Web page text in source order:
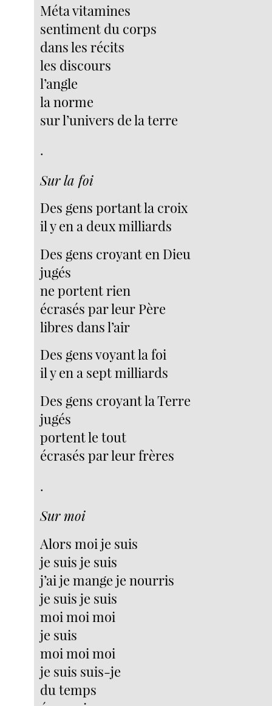
Méta vitamines
sentiment du corps
dans les récits
les discours
l’angle
la norme
sur l’univers de la terre
.
Sur la foi
Des gens portant la croix
il y en a deux milliards
Des gens croyant en Dieu
jugés
ne portent rien
écrasés par leur Père
libres dans l’air
Des gens voyant la foi
il y en a sept milliards
Des gens croyant la Terre
jugés
portent le tout
écrasés par leur frères
.
Sur moi
Alors moi je suis
je suis je suis
j’ai je mange je nourris
je suis je suis
moi moi moi
je suis
moi moi moi
je suis suis-je
du temps